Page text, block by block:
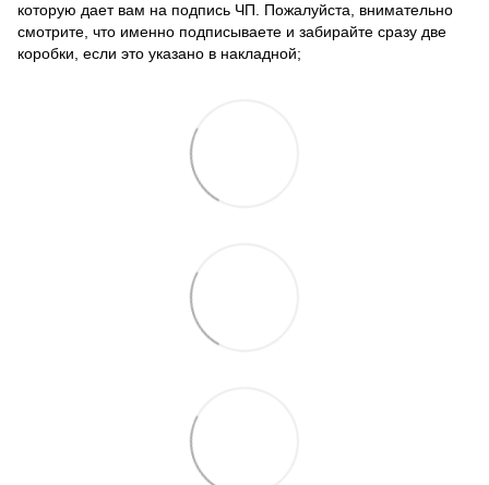
которую дает вам на подпись ЧП. Пожалуйста, внимательно
смотрите, что именно подписываете и забирайте сразу две
коробки, если это указано в накладной;